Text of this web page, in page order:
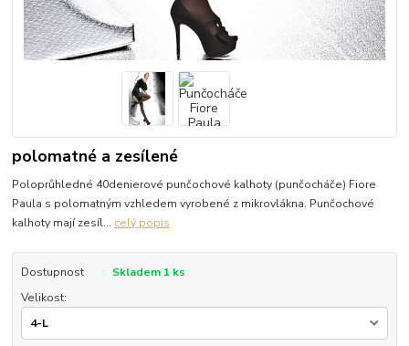
polomatné a zesílené
Poloprůhledné 40denierové punčochové kalhoty (punčocháče) Fiore
Paula s polomatným vzhledem vyrobené z mikrovlákna. Punčochové
kalhoty mají zesíl... celý popis
Dostupnost
Skladem 1 ks
Velikost: